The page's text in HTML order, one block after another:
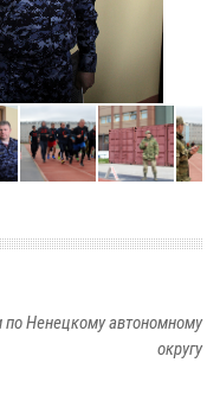
Ненецкому автономному
округу